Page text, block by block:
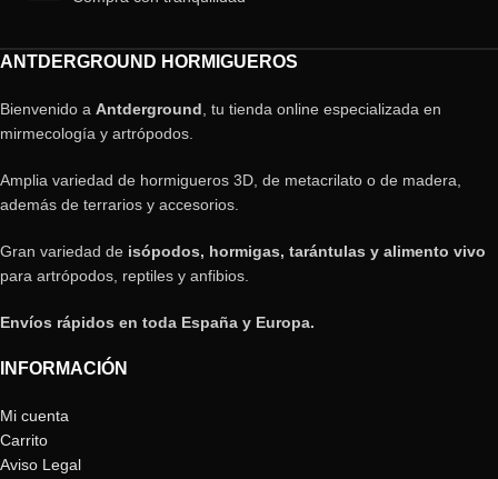
ANTDERGROUND HORMIGUEROS
Bienvenido a Antderground, tu tienda online especializada en
mirmecología y artrópodos.
Amplia variedad de hormigueros 3D, de metacrilato o de madera,
además de terrarios y accesorios.
Gran variedad de isópodos, hormigas, tarántulas y alimento vivo
para artrópodos, reptiles y anfibios.
Envíos rápidos en toda España y Europa.
INFORMACIÓN
Mi cuenta
Carrito
Aviso Legal